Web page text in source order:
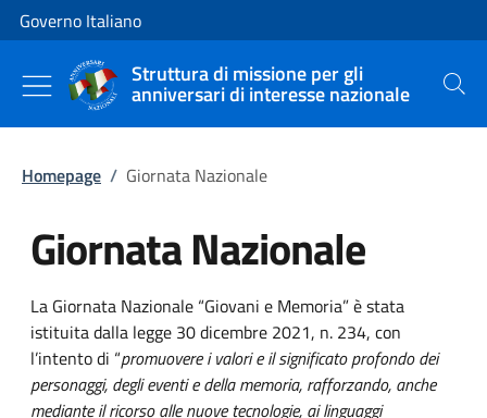
Vai al contenuto
Vai alla navigazione del sito
Governo Italiano
Struttura di missione per gli
anniversari di interesse nazionale Cerca
Homepage / Giornata Nazionale
Giornata Nazionale
La Giornata Nazionale “Giovani e Memoria” è stata
istituita dalla legge 30 dicembre 2021, n. 234, con
l’intento di “promuovere i valori e il significato profondo dei
personaggi, degli eventi e della memoria, rafforzando, anche
mediante il ricorso alle nuove tecnologie, ai linguaggi